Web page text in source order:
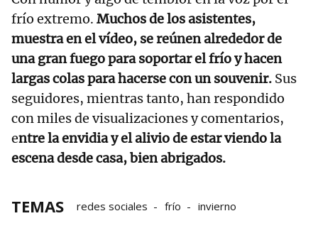
frío extremo. Muchos de los asistentes,
muestra en el vídeo, se reúnen alrededor de
una gran fuego para soportar el frío y hacen
largas colas para hacerse con un souvenir. Sus
seguidores, mientras tanto, han respondido
con miles de visualizaciones y comentarios,
entre la envidia y el alivio de estar viendo la
escena desde casa, bien abrigados.
TEMAS redes sociales frío invierno